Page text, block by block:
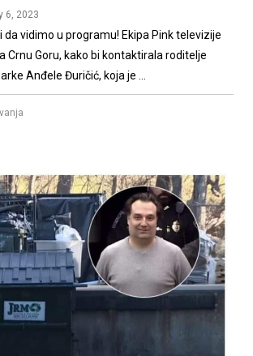
6, 2023
da vidimo u programu! Ekipa Pink televizije
Crnu Goru, kako bi kontaktirala roditelje
Anđele Đuričić, koja je ...